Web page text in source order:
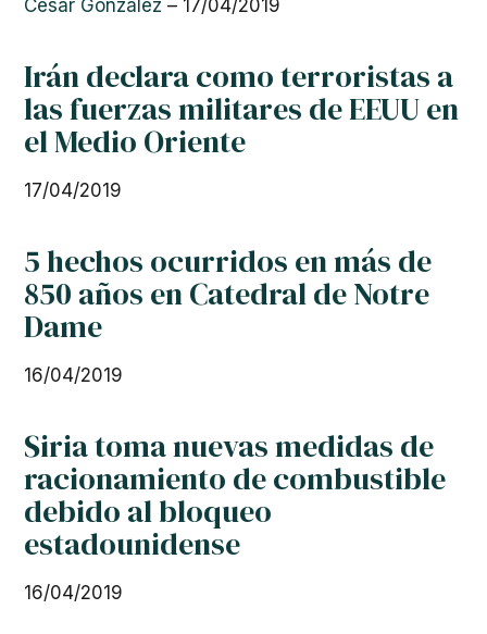
César González – 17/04/2019
Irán declara como terroristas a
las fuerzas militares de EEUU en
el Medio Oriente
17/04/2019
5 hechos ocurridos en más de
850 años en Catedral de Notre
Dame
16/04/2019
Siria toma nuevas medidas de
racionamiento de combustible
debido al bloqueo
estadounidense
16/04/2019